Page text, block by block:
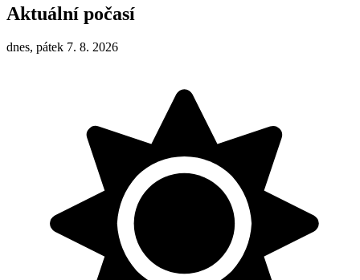
Aktuální počasí
dnes, pátek 7. 8. 2026